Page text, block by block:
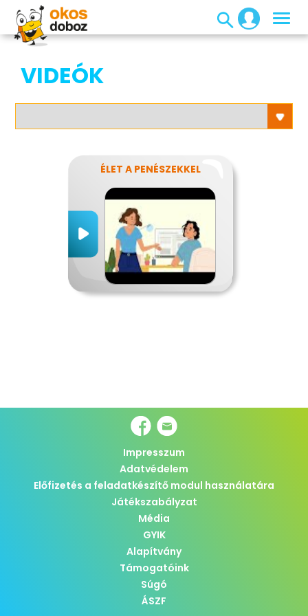
VIDEÓK
ÉLET A PENÉSZEKKEL
Impresszum
Adatvédelem
Előfizetés a feladatkészítő modul használatára
Játékszabályzat
Média
GYIK
Alapítvány
Támogatóink
Súgó
ÁSZF